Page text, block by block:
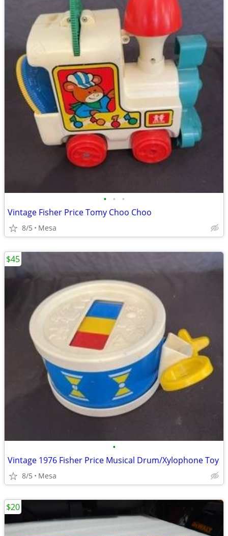
• • •
Vintage Fisher Price Tomy Choo Choo
8/5 Mesa
•
Vintage 1976 Fisher Price Musical Drum/Xylophone Toy
8/5 Mesa
$45
$20